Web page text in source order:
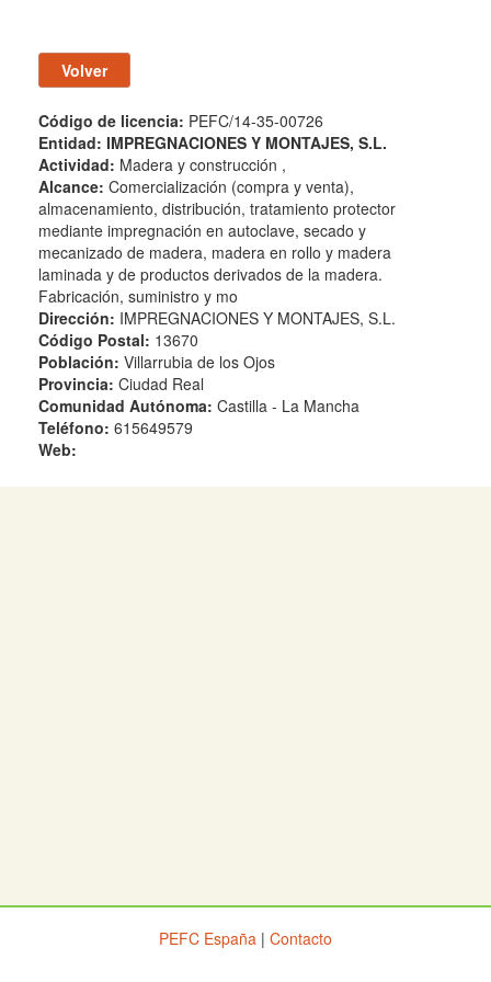
Código de licencia: PEFC/14-35-00726
Entidad: IMPREGNACIONES Y MONTAJES, S.L.
Actividad: Madera y construcción ,
Alcance: Comercialización (compra y venta),
almacenamiento, distribución, tratamiento protector
mediante impregnación en autoclave, secado y
mecanizado de madera, madera en rollo y madera
laminada y de productos derivados de la madera.
Fabricación, suministro y mo
Dirección: IMPREGNACIONES Y MONTAJES, S.L.
Código Postal: 13670
Población: Villarrubia de los Ojos
Provincia: Ciudad Real
Comunidad Autónoma: Castilla - La Mancha
Teléfono: 615649579
Web:
PEFC España | Contacto